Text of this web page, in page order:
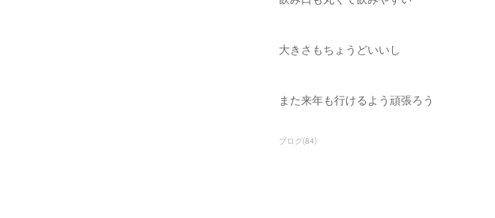
大きさもちょうどいいし
また来年も行けるよう頑張ろう
ブログ(84)